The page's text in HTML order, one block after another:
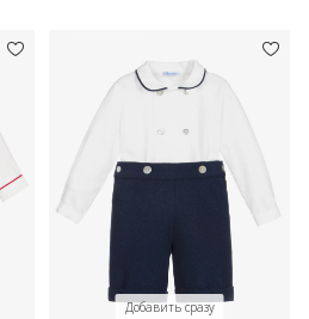
Добавить сразу